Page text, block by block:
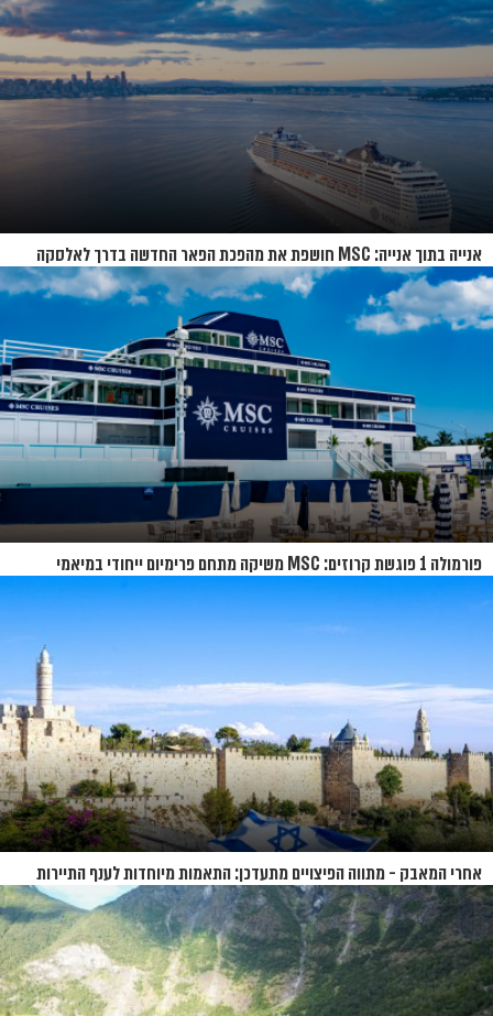
אנייה בתוך אנייה: MSC חושפת את מהפכת הפאר החדשה בדרך לאלסקה
פורמולה 1 פוגשת קרוזים: MSC משיקה מתחם פרימיום ייחודי במיאמי
אחרי המאבק - מתווה הפיצויים מתעדכן: התאמות מיוחדות לענף התיירות